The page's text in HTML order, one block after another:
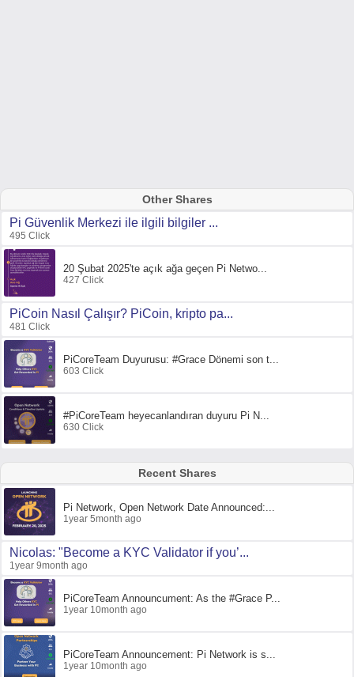
Other Shares
Pi Güvenlik Merkezi ile ilgili bilgiler ...
495 Click
20 Şubat 2025'te açık ağa geçen Pi Netwo...
427 Click
PiCoin Nasıl Çalışır? PiCoin, kripto pa...
481 Click
PiCoreTeam Duyurusu: #Grace Dönemi son t...
603 Click
#PiCoreTeam heyecanlandıran duyuru Pi N...
630 Click
Recent Shares
Pi Network, Open Network Date Announced:...
1year 5month ago
Nicolas: "Become a KYC Validator if you’...
1year 9month ago
PiCoreTeam Announcument: As the #Grace P...
1year 10month ago
PiCoreTeam Announcement: Pi Network is s...
1year 10month ago